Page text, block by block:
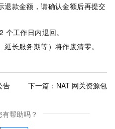
退款金额，请确认金额后再提交
2 个工作日内退回。
长服务期等）将作废清零。
告 下一篇： NAT 网关资源包
帮助吗？